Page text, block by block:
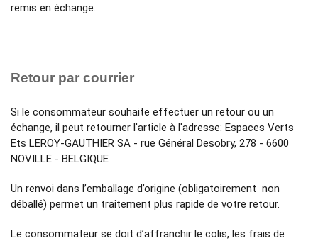
remis en échange.
Retour par courrier
Si le consommateur souhaite effectuer un retour ou un
échange, il peut retourner l'article à l'adresse: Espaces Verts
Ets LEROY-GAUTHIER SA - rue Général Desobry, 278 - 6600
NOVILLE - BELGIQUE
Un renvoi dans l’emballage d’origine (obligatoirement non
déballé) permet un traitement plus rapide de votre retour.
Le consommateur se doit d’affranchir le colis, les frais de